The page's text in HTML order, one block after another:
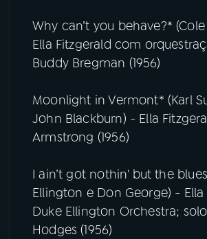
Why can’t you behave?*
Ella Fitzgerald com
Buddy Bregman (1956)
Moonlight in Vermont* (Karl
John Blackburn) - Ella
Armstrong (1956)
I ain’t got nothin' but the
Ellington e Don George) -
Duke Ellington Orchestra;
Hodges (1956)